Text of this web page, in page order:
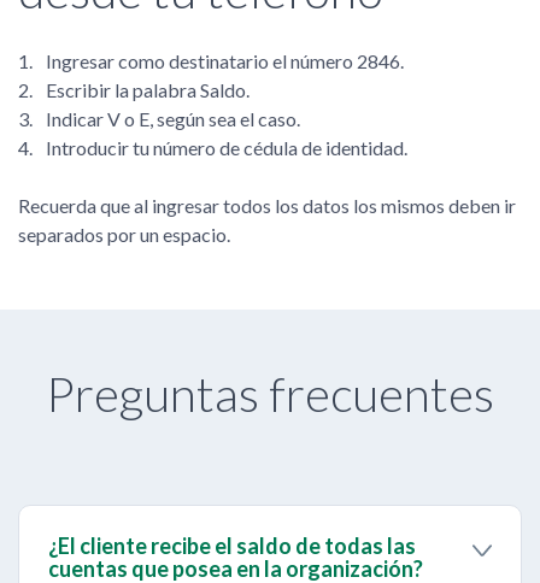
Ingresar como destinatario el número 2846.
Escribir la palabra Saldo.
Indicar V o E, según sea el caso.
Introducir tu número de cédula de identidad.
Recuerda que al ingresar todos los datos los mismos deben ir
separados por un espacio.
Preguntas frecuentes
¿El cliente recibe el saldo de todas las
cuentas que posea en la organización?